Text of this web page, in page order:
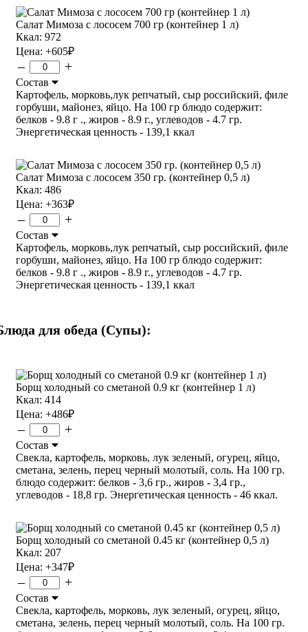
Салат Мимоза с лососем 700 гр (контейнер 1 л)
Ккал: 972
Цена: +605₽
– +
Состав
Картофель, морковь,лук репчатый, сыр российский, филе
горбуши, майонез, яйцо. На 100 гр блюдо содержит:
белков - 9.8 г ., жиров - 8.9 г., углеводов - 4.7 гр.
Энергетическая ценность - 139,1 ккал
Салат Мимоза с лососем 350 гр. (контейнер 0,5 л)
Ккал: 486
Цена: +363₽
– +
Состав
Картофель, морковь,лук репчатый, сыр российский, филе
горбуши, майонез, яйцо. На 100 гр блюдо содержит:
белков - 9.8 г ., жиров - 8.9 г., углеводов - 4.7 гр.
Энергетическая ценность - 139,1 ккал
для обеда (Супы):
Борщ холодный со сметаной 0.9 кг (контейнер 1 л)
Ккал: 414
Цена: +486₽
– +
Состав
Свекла, картофель, морковь, лук зеленый, огурец, яйцо,
сметана, зелень, перец черный молотый, соль. На 100 гр.
блюдо содержит: белков - 3,6 гр., жиров - 3,4 гр.,
углеводов - 18,8 гр. Энергетическая ценность - 46 ккал.
Борщ холодный со сметаной 0.45 кг (контейнер 0,5 л)
Ккал: 207
Цена: +347₽
– +
Состав
Свекла, картофель, морковь, лук зеленый, огурец, яйцо,
сметана, зелень, перец черный молотый, соль. На 100 гр.